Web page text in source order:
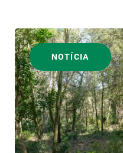
NOTÍCIA